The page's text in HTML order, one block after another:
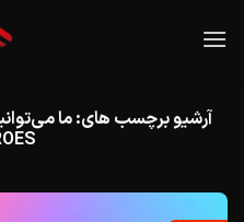
آرشیو برچسب های: